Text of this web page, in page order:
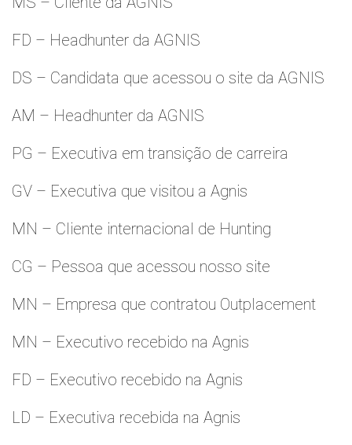
FD – Headhunter da AGNIS
DS – Candidata que acessou o site da AGNIS
AM – Headhunter da AGNIS
PG – Executiva em transição de carreira
GV – Executiva que visitou a Agnis
MN – Cliente internacional de Hunting
CG – Pessoa que acessou nosso site
MN – Empresa que contratou Outplacement
MN – Executivo recebido na Agnis
FD – Executivo recebido na Agnis
LD – Executiva recebida na Agnis